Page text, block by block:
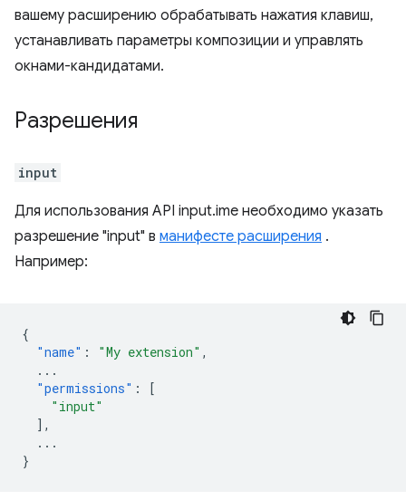
вашему расширению обрабатывать нажатия клавиш,
устанавливать параметры композиции и управлять
окнами-кандидатами.
Разрешения
input
Для использования API input.ime необходимо указать
разрешение "input" в манифесте расширения .
Например:
{
"name" : "My extension" ,
...
"permissions" :
[
"input"
],
...
}